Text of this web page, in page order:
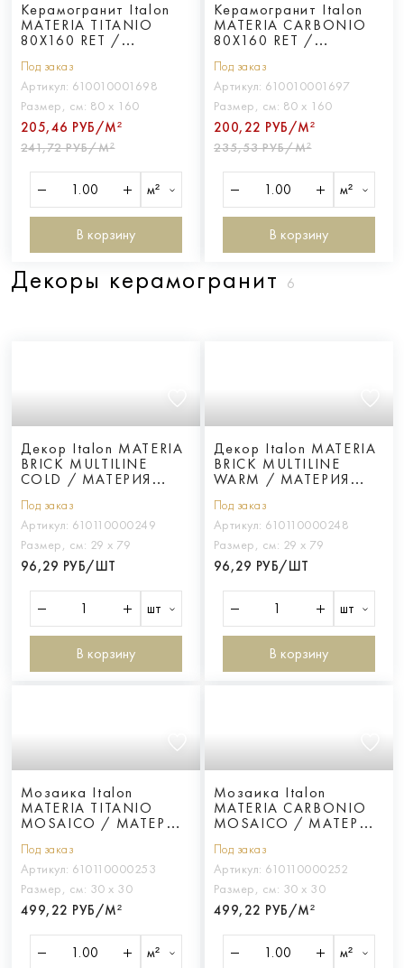
Керамогранит Italon
MATERIA TITANIO
80X160 RET /
80X160 RET
Под заказ
Артикул: 610010001698
Размер, см: 80 х 160
205,46 РУБ/М²
241,72 РУБ/М²
м²
В корзину
Керамогранит Italon
MATERIA CARBONIO
80X160 RET /
80X160 RET
Под заказ
Артикул: 610010001697
Размер, см: 80 х 160
200,22 РУБ/М²
235,53 РУБ/М²
м²
В корзину
Декоры керамогранит 6
Декор Italon MATERIA
BRICK MULTILINE
COLD / МАТЕРИЯ
КОЛД
Под заказ
Артикул: 610110000249
Размер, см: 29 х 79
96,29 РУБ/ШТ
шт
В корзину
Декор Italon MATERIA
BRICK MULTILINE
WARM / МАТЕРИЯ
ВОРМ
Под заказ
Артикул: 610110000248
Размер, см: 29 х 79
96,29 РУБ/ШТ
шт
В корзину
Мозаика Italon
MATERIA TITANIO
MOSAICO / МАТЕРИЯ
Под заказ
Артикул: 610110000253
Размер, см: 30 х 30
499,22 РУБ/М²
м²
Мозаика Italon
MATERIA CARBONIO
MOSAICO / МАТЕРИЯ
Под заказ
Артикул: 610110000252
Размер, см: 30 х 30
499,22 РУБ/М²
м²